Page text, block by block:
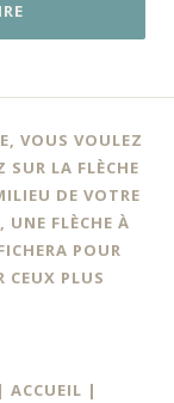
VOUS VOULEZ
SUR LA FLÈCHE
DE VOTRE
UNE FLÈCHE À
POUR
CEUX PLUS
ACCUEIL |